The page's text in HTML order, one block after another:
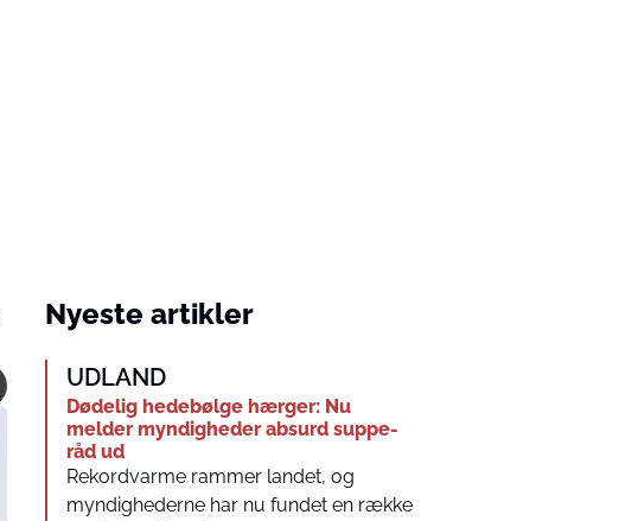
Nyeste artikler
UDLAND
Dødelig hedebølge hærger: Nu
melder myndigheder absurd suppe-
råd ud
Rekordvarme rammer landet, og
myndighederne har nu fundet en række